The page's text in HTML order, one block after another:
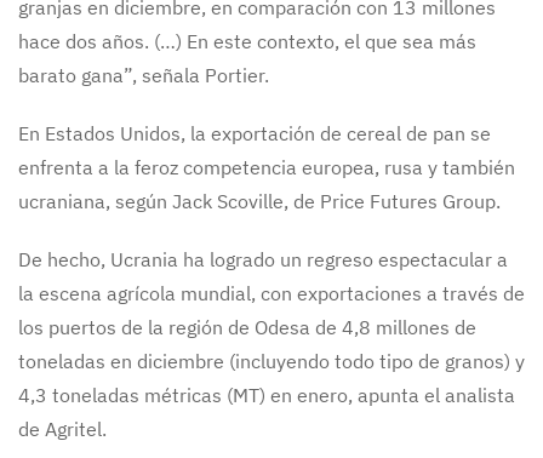
granjas en diciembre, en comparación con 13 millones
hace dos años. (…) En este contexto, el que sea más
barato gana”, señala Portier.
En Estados Unidos, la exportación de cereal de pan se
enfrenta a la feroz competencia europea, rusa y también
ucraniana, según Jack Scoville, de Price Futures Group.
De hecho, Ucrania ha logrado un regreso espectacular a
la escena agrícola mundial, con exportaciones a través de
los puertos de la región de Odesa de 4,8 millones de
toneladas en diciembre (incluyendo todo tipo de granos) y
4,3 toneladas métricas (MT) en enero, apunta el analista
de Agritel.